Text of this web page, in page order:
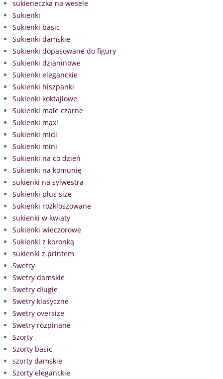
sukieneczka na wesele
Sukienki
Sukienki basic
Sukienki damskie
Sukienki dopasowane do figury
Sukienki dzianinowe
Sukienki eleganckie
Sukienki hiszpanki
Sukienki koktajlowe
Sukienki małe czarne
Sukienki maxi
Sukienki midi
Sukienki mini
Sukienki na co dzień
Sukienki na komunię
sukienki na sylwestra
Sukienki plus size
Sukienki rozkloszowane
sukienki w kwiaty
Sukienki wieczorowe
Sukienki z koronką
sukienki z printem
Swetry
Swetry damskie
Swetry długie
Swetry klasyczne
Swetry oversize
Swetry rozpinane
Szorty
Szorty basic
szorty damskie
Szorty eleganckie